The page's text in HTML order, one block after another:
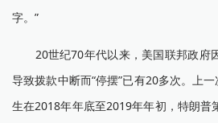
字。”
20世纪70年代以来，美国联邦政府
导致拨款中断而“停摆”已有20多次。上
生在2018年年底至2019年年初，特朗普